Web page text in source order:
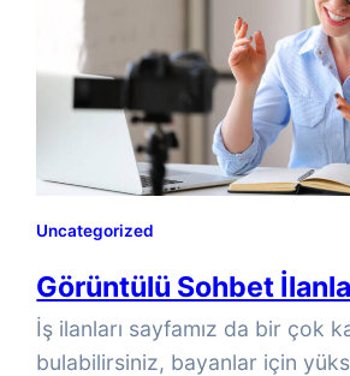
LivU’da para kazanmaya
Uncategorized
Görüntülü Sohbet
İş ilanları sayfamız da bir çok
bulabilirsiniz, bayanlar için